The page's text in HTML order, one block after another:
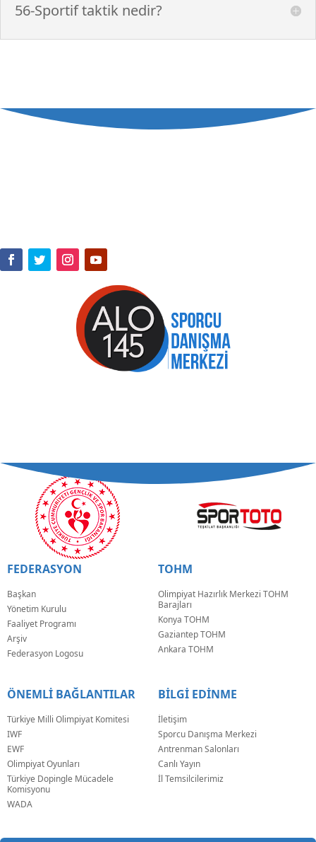
56-Sportif taktik nedir?
FEDERASYON
Başkan
Yönetim Kurulu
Faaliyet Programı
Arşiv
Federasyon Logosu
TOHM
Olimpiyat Hazırlık Merkezi TOHM
Barajları
Konya TOHM
Gaziantep TOHM
Ankara TOHM
ÖNEMLİ BAĞLANTILAR
Türkiye Milli Olimpiyat Komitesi
IWF
EWF
Olimpiyat Oyunları
Türkiye Dopingle Mücadele
Komisyonu
WADA
BİLGİ EDİNME
İletişim
Sporcu Danışma Merkezi
Antrenman Salonları
Canlı Yayın
İl Temsilcilerimiz